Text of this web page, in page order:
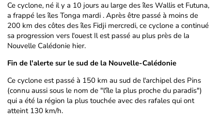
Ce cyclone, né il y a 10 jours au large des îles Wallis et Futuna,
a frappé les îles Tonga mardi . Après être passé à moins de
200 km des côtes des îles Fidji mercredi, ce cyclone a continué
sa progression vers l'ouest Il est passé au plus près de la
Nouvelle Calédonie hier.
Fin de l'alerte sur le sud de la Nouvelle-Calédonie
Ce cyclone est passé à 150 km au sud de l'archipel des Pins
(connu aussi sous le nom de "l'île la plus proche du paradis")
qui a été la région la plus touchée avec des rafales qui ont
atteint 130 km/h.